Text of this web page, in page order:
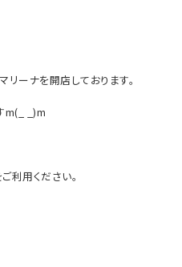
ーナを開店しております。
m(_ _)m
利用ください。